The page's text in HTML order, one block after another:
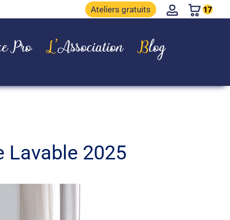
Ateliers gratuits Account
17
Pro L’Association Blog
Lavable 2025